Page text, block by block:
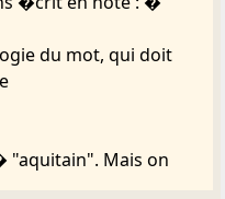
du mot, qui doit
Mais on